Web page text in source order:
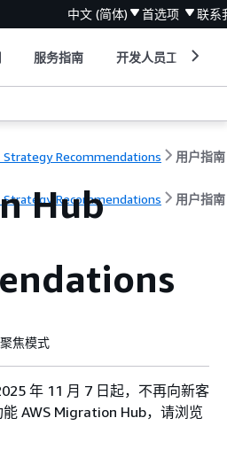
中文 (简体) 首选项 联系
服务指南 开发人员工具
Strategy Recommendations 用户指南
Strategy Recommendations 用户指南
Hub
聚焦模式
年 11 月 7 日起，不再向新客
AWS Migration Hub，请浏览